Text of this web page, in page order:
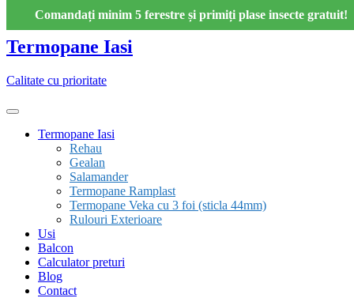
Comandați minim 5 ferestre și primiți plase insecte gratuit!
content
Termopane Iasi
Calitate cu prioritate
Termopane Iasi
Rehau
Gealan
Salamander
Termopane Ramplast
Termopane Veka cu 3 foi (sticla 44mm)
Rulouri Exterioare
Usi
Balcon
Calculator preturi
Blog
Contact